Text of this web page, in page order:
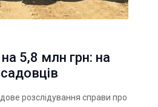
5,8 млн грн: на
розслідування справи про